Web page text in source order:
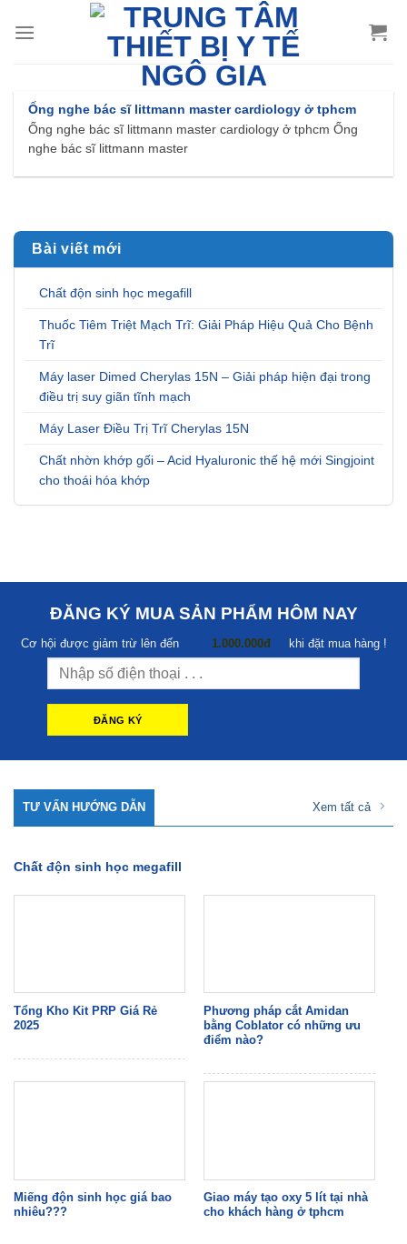
đến
Bài viết mới
Chất độn sinh học megafill
Thuốc Tiêm Triệt Mạch Trĩ: Giải Pháp Hiệu Quả Cho Bệnh
Trĩ
Máy laser Dimed Cherylas 15N – Giải pháp hiện đại trong
điều trị suy giãn tĩnh mạch
Máy Laser Điều Trị Trĩ Cherylas 15N
Chất nhờn khớp gối – Acid Hyaluronic thế hệ mới Singjoint
cho thoái hóa khớp
Ống nghe bác sĩ littmann master cardiology ở tphcm
Ống nghe bác sĩ littmann master cardiology ở tphcm Ống
nghe bác sĩ littmann master
ĐĂNG KÝ MUA SẢN PHẨM HÔM NAY
Cơ hội được giảm trừ lên đến 1.000.000đ khi đặt mua hàng !
TƯ VẤN HƯỚNG DẪN Xem tất cả
Chất độn sinh học megafill
Tổng Kho Kit PRP Giá Rẻ
2025
Phương pháp cắt Amidan
bằng Coblator có những ưu
điểm nào?
Miếng độn sinh học giá bao
nhiêu???
Giao máy tạo oxy 5 lít tại nhà
cho khách hàng ở tphcm